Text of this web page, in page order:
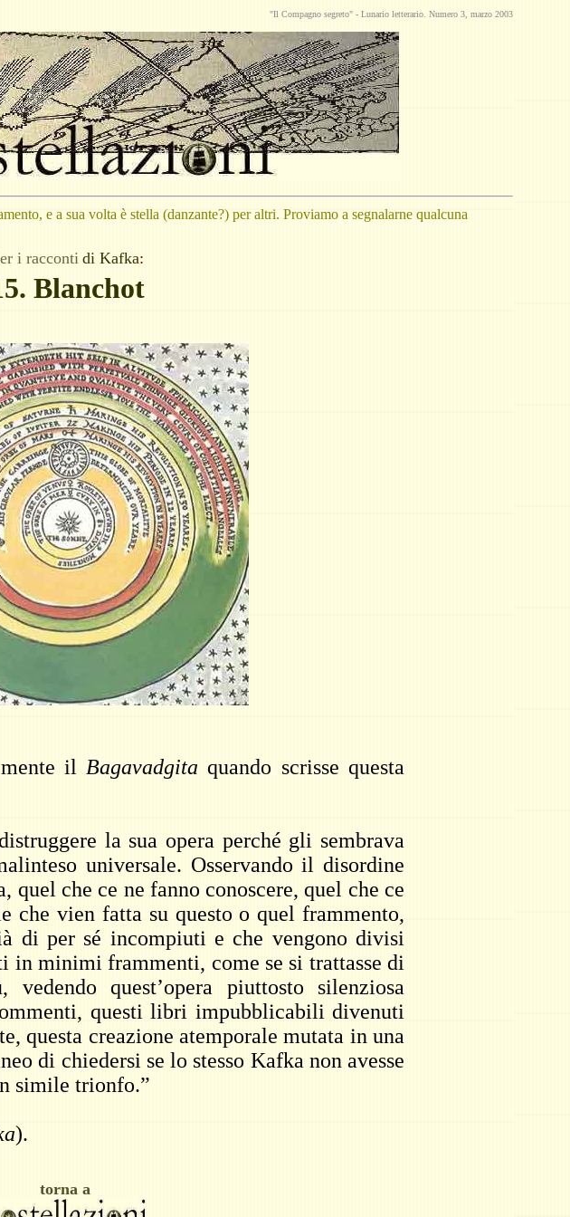
"Il Compagno segreto" - Lunario letterario. Numero 3, marzo 2003
e a sua volta è stella (danzante?) per altri. Proviamo a segnalarne qualcuna
i racconti di Kafka:
Blanchot
il Bagavadgitaquando scrisse questa
la sua opera perché gli sembrava
universale. Osservando il disordine
quel che ce ne fanno conoscere, quel che ce
che vien fatta su questo o quel frammento,
di per sé incompiuti e che vengono divisi
in minimi frammenti, come se si trattasse di
quest’opera piuttosto silenziosa
questi libri impubblicabili divenuti
questa creazione atemporale mutata in una
di chiedersi se lo stesso Kafka non avesse
simile trionfo.”
).
torna a